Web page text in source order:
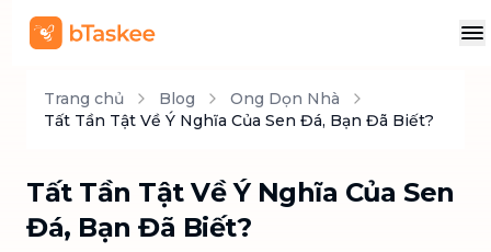
Trang chủ Blog
Ong Dọn Nhà
Tất Tần Tật Về Ý Nghĩa Của Sen Đá, Bạn Đã Biết?
Tất Tần Tật Về Ý Nghĩa Của Sen
Đá, Bạn Đã Biết?